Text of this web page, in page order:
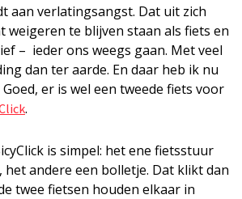
aan verlatingsangst. Dat uit zich
te blijven staan als fiets en
– ieder ons weegs gaan. Met veel
dan ter aarde. En daar heb ik nu
er is wel een tweede fiets voor
.
is simpel: het ene fietsstuur
andere een bolletje. Dat klikt dan
twee fietsen houden elkaar in